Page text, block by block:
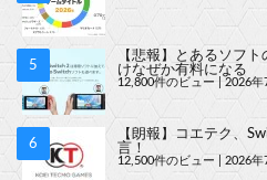
【悲報】とあるソフ
けなぜか有料になる
12,800件のビュー |2026年
【朗報】コエテク、
言！
12,500件のビュー 2026年